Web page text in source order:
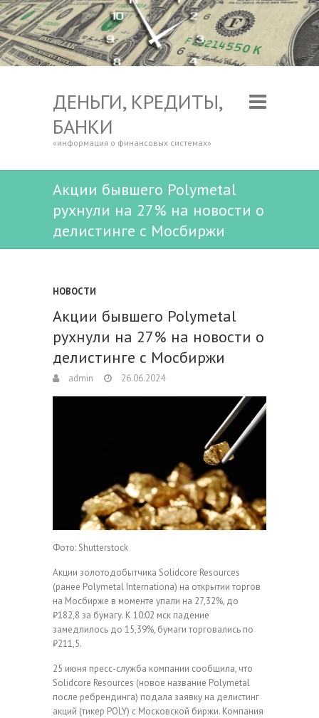
ДЕНЬГИ, КРЕДИТЫ,
БАНКИ
«информация о финансовых системах»
Акции бывшего Polymetal
рухнули на 27% на новости о
делистинге с Мосбиржи
НОВОСТИ
Акции бывшего Polymetal
рухнули на 27% на новости о
делистинге с Мосбиржи
admin 26.06.2024
Фото: Shutterstock
Акции золотодобытчика Solidcore Resources
(ранее Polymetal Internationa) на открытии торгов
на Мосбирже в моменте упали на 27,32%, до
₽182,8 за бумагу. К 10:02 мск падение
замедлилось до 15,39%, бумаги торговались по
₽211,5.
25 июня пресс-служба компании сообщила, что
Solidcore Resources (новое название Polymetal
после ребрендинга) подала заявку на делистинг
акций (тикер POLY) с Московской биржи. Компания